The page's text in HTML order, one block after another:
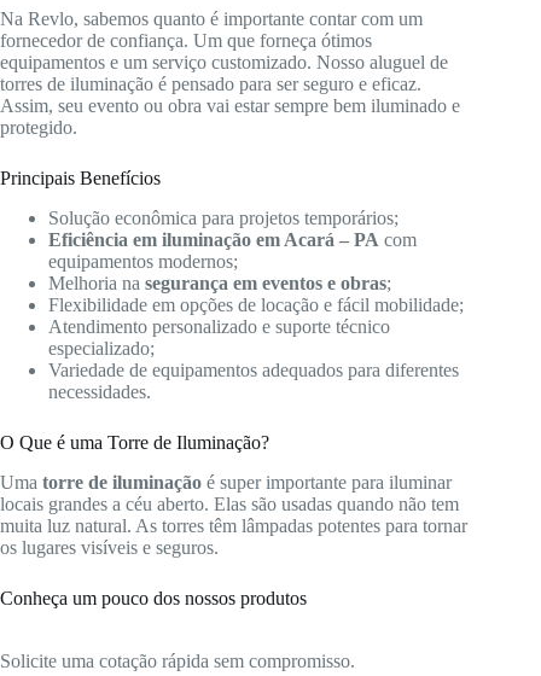
Na Revlo, sabemos quanto é importante contar com um
fornecedor de confiança. Um que forneça ótimos
equipamentos e um serviço customizado. Nosso aluguel de
torres de iluminação é pensado para ser seguro e eficaz.
Assim, seu evento ou obra vai estar sempre bem iluminado e
protegido.
Principais Benefícios
Solução econômica para projetos temporários;
Eficiência em iluminação em Acará – PA com
equipamentos modernos;
Melhoria na segurança em eventos e obras;
Flexibilidade em opções de locação e fácil mobilidade;
Atendimento personalizado e suporte técnico
especializado;
Variedade de equipamentos adequados para diferentes
necessidades.
O Que é uma Torre de Iluminação?
Uma torre de iluminação é super importante para iluminar
locais grandes a céu aberto. Elas são usadas quando não tem
muita luz natural. As torres têm lâmpadas potentes para tornar
os lugares visíveis e seguros.
Conheça um pouco dos nossos produtos
Solicite uma cotação rápida sem compromisso.